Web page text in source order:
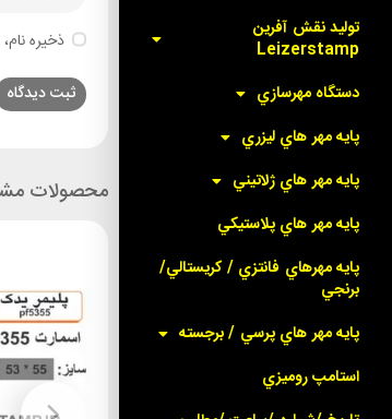
توليد نقش آفرين
Leizerstamp
دستگاه مهرسازي
پايه مهر هاي ليزري
پايه مهر هاي ژلاتيني
پايه مهر هاي پلاستيکي
پايه مهرهاي فانتزي / کريستالي/
برنجي
پايه مهر هاي پرسي / برجسته
استامپ روميزي
ذخیره
محصولات